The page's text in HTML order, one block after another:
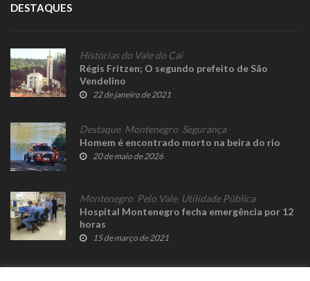
DESTAQUES
Histórias do Vale do Caí
Régis Fritzen; O segundo prefeito de São
Vendelino
22 de janeiro de 2021
Destaque, Montenegro Segurança
Homem é encontrado morto na beira do rio
20 de maio de 2026
Montenegro Pelo Vale, Utilidade Pública
Hospital Montenegro fecha emergência por 12
horas
15 de março de 2021